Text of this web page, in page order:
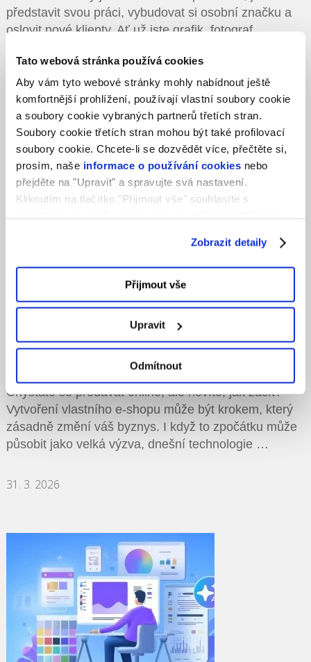
Tato webová stránka používá cookies
Aby vám tyto webové stránky mohly nabídnout ještě
komfortnější prohlížení, používají vlastní soubory cookie
a soubory cookie vybraných partnerů třetích stran.
Soubory cookie třetích stran mohou být také profilovací
soubory cookie. Chcete-li se dozvědět více, přečtěte si,
prosím, naše informace o používání cookies nebo
přejděte na "Upravit" a spravujte svá nastavení.
Kliknutím na tlačítko "Přijmout vše" souhlasíte s
Zobrazit detaily
Přijmout vše
Upravit
Odmítnout
představit svou práci, vybudovat si osobní značku a
oslovit nové klienty. Ať už jste grafik, fotograf,
oboru, profesionální …
30. 4. 2026
Jak vytvořit e-shop: co potřebujete vědět,
Chystáte se prodávat online, ale nevíte, jak začít?
Vytvoření vlastního e-shopu může být krokem, který
zásadně změní váš byznys. I když to zpočátku může
působit jako velká výzva, dnešní technologie …
31. 3. 2026